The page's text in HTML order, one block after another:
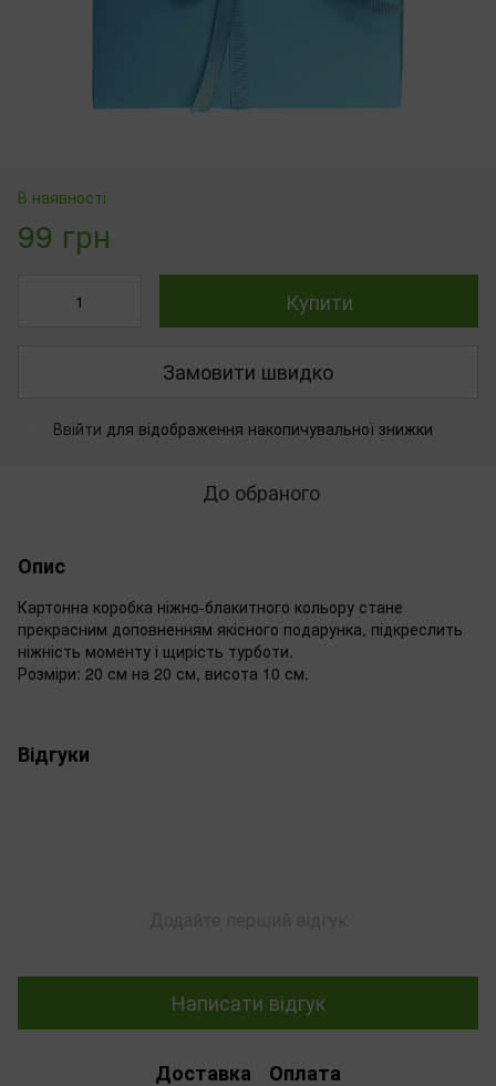
В наявності
99 грн
Купити
Замовити швидко
Ввійти для відображення накопичувальної знижки
До обраного
Опис
Картонна коробка ніжно-блакитного кольору стане
прекрасним доповненням якісного подарунка, підкреслить
ніжність моменту і щирість турботи.
Розміри: 20 см на 20 см, висота 10 см.
Відгуки
Написати відгук
Доставка Оплата